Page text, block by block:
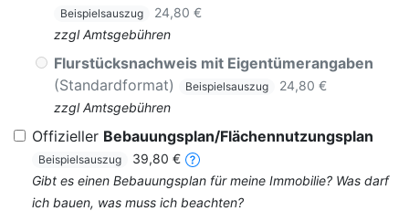
Beispielsauszug
24,80 €
zzgl Amtsgebühren
Flurstücksnachweis mit Eigentümerangaben
(Standardformat)
Beispielsauszug
24,80 €
zzgl Amtsgebühren
Offizieller Bebauungsplan/Flächennutzungsplan
Beispielsauszug
39,80 €
Gibt es einen Bebauungsplan für meine Immobilie? Was darf
ich bauen, was muss ich beachten?